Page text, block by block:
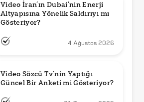
Video İran’ın Dubai’nin Enerji
Altyapısına Yönelik Saldırıyı mı
Gösteriyor?
4 Ağustos 2026
Video Sözcü Tv’nin Yaptığı
Güncel Bir Anketi mi Gösteriyor?